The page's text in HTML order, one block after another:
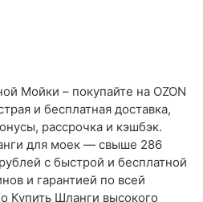
Мойки – покупайте на OZON
и бесплатная доставка,
рассрочка и кэшбэк.
для моек — свыше 286
с быстрой и бесплатной
и гарантией по всей
Купить Шланги высокого